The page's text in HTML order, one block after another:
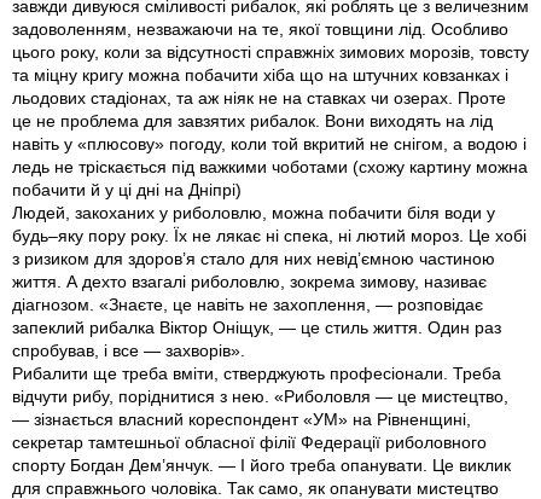
завжди дивуюся сміливості рибалок, які роблять це з величезним
задоволенням, незважаючи на те, якої товщини лід. Особливо
цього року, коли за відсутності справжніх зимових морозів, товсту
та міцну кригу можна побачити хіба що на штучних ковзанках і
льодових стадіонах, та аж ніяк не на ставках чи озерах. Проте
це не проблема для зав­зятих рибалок. Вони виходять на лід
навіть у «плюсову» погоду, коли той вкритий не снігом, а водою і
ледь не тріскається під важкими чоботами (схожу картину можна
побачити й у ці дні на Дніпрі)
Людей, закоханих у риболовлю, можна побачити біля води у
будь–яку пору року. Їх не лякає ні спека, ні лютий мороз. Це хобі
з ризиком для здоров’я стало для них невід’ємною частиною
життя. А дехто взагалі риболовлю, зокрема зимову, називає
діагнозом. «Знаєте, це навіть не захоплення, — розповідає
запеклий рибалка Віктор Оніщук, — це стиль життя. Один раз
спробував, і все — захворів».
Рибалити ще треба вміти, стверджують професіонали. Треба
відчути рибу, поріднитися з нею. «Риболовля — це мистецтво,
— зізнається власний кореспондент «УМ» на Рівненщині,
секретар тамтешньої обласної філії Федерації риболовного
спорту Богдан Дем’янчук. — І його треба опанувати. Це виклик
для справжнього чоловіка. Так само, як опанувати мистецтво